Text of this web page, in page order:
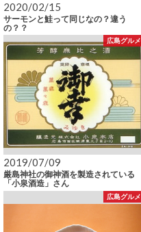
2020/02/15
サーモンと鮭って同じなの？違う
の？？
広島グルメ
2019/07/09
厳島神社の御神酒を製造されている
「小泉酒造」さん
広島グルメ